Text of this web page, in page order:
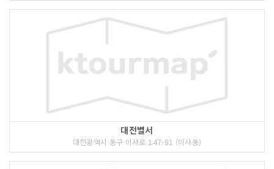
대전별서
대전광역시 동구 이사로 147-81 (이사동)